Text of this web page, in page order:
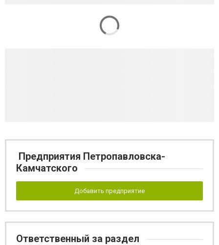
Предприятия Петропавловска-
Камчатского
Добавить предприятие
Ответственный за раздел